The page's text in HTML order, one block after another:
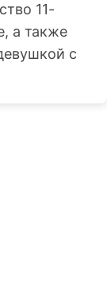
11-
а также
с